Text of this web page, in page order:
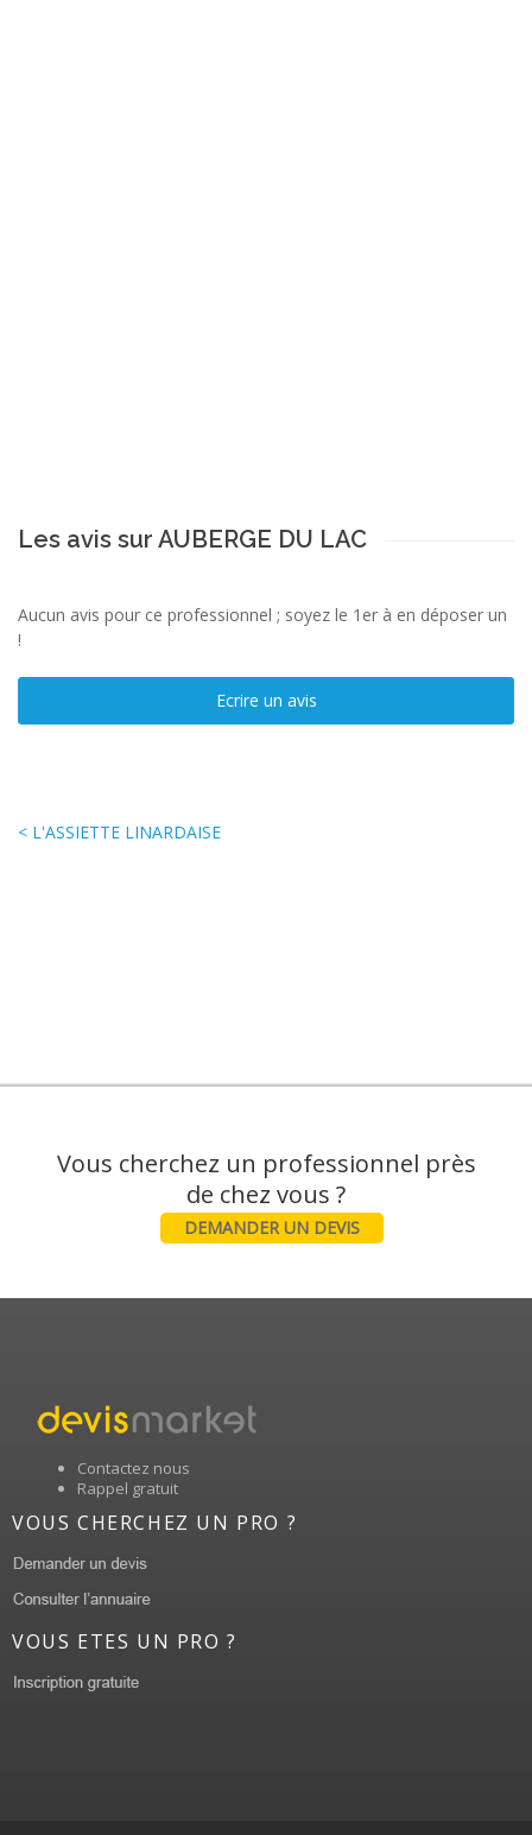
Les avis sur AUBERGE DU LAC
Aucun avis pour ce professionnel ; soyez le 1er à en déposer un
!
Ecrire un avis
< L'ASSIETTE LINARDAISE
Vous cherchez un professionnel près
DEMANDER UN DEVIS
Contactez nous
Rappel gratuit
VOUS CHERCHEZ UN PRO ?
VOUS ETES UN PRO ?